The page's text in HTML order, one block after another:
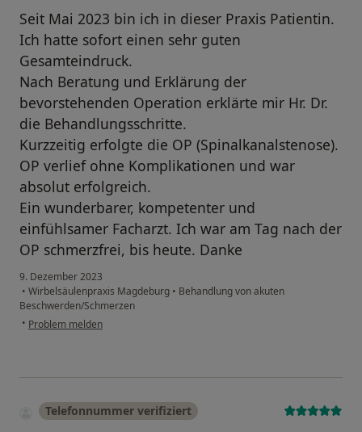
Seit Mai 2023 bin ich in dieser Praxis Patientin.
Ich hatte sofort einen sehr guten
Gesamteindruck.
Nach Beratung und Erklärung der
bevorstehenden Operation erklärte mir Hr. Dr.
die Behandlungsschritte.
Kurzzeitig erfolgte die OP (Spinalkanalstenose).
OP verlief ohne Komplikationen und war
absolut erfolgreich.
Ein wunderbarer, kompetenter und
einfühlsamer Facharzt. Ich war am Tag nach der
OP schmerzfrei, bis heute. Danke
9. Dezember 2023
• Wirbelsäulenpraxis Magdeburg • Behandlung von akuten
Beschwerden/Schmerzen
• Problem melden
Telefonnummer verifiziert